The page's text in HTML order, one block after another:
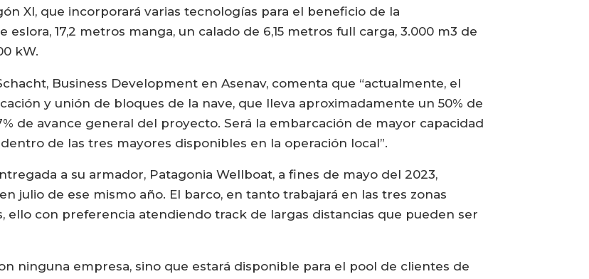
XI, que incorporará varias tecnologías para el beneficio de la
17,2 metros manga, un calado de 6,15 metros full carga, 3.000 m3 de
kW.
Business Development en Asenav, comenta que “actualmente, el
y unión de bloques de la nave, que lleva aproximadamente un 50% de
de avance general del proyecto. Será la embarcación de mayor capacidad
de las tres mayores disponibles en la operación local”.
a su armador, Patagonia Wellboat, a fines de mayo del 2023,
julio de ese mismo año. El barco, en tanto trabajará en las tres zonas
ello con preferencia atendiendo track de largas distancias que pueden ser
ninguna empresa, sino que estará disponible para el pool de clientes de